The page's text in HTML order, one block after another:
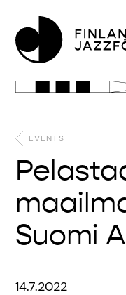
EVENTS
Suomi
14.7.2022